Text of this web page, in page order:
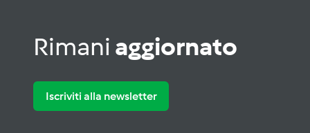
Rimani aggiornato
Iscriviti alla newsletter